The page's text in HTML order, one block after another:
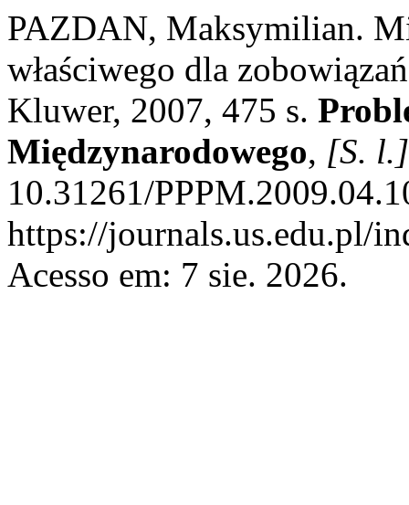
PAZDAN, Maksymilian.
właściwego dla
Kluwer, 2007, 475 s.
Międzynarodowego, [S. l.]
10.31261/
https://journals.us.edu.pl/
Acesso em: 7 sie. 2026.